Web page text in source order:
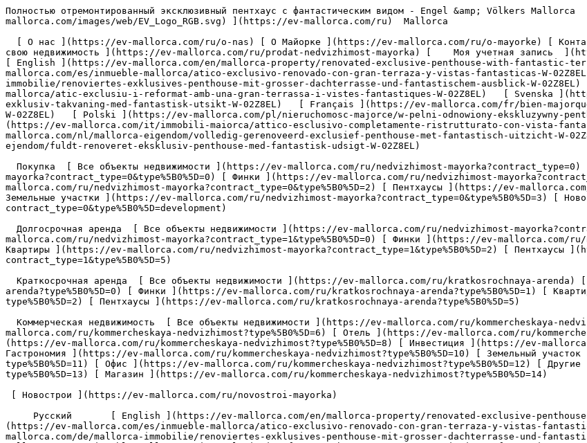
Полностью отремонтированный эксклюзивный пентхаус с фантастическим видом - Engel &amp; Völkers Mallorca                [ ![EV Mallorca](https://cdn.ev-mallorca.com/images/web/EV_Logo_RGB.svg) ](https://ev-mallorca.com/ru)  Mallorca  

  [ О нас ](https://ev-mallorca.com/ru/o-nas) [ О Майорке ](https://ev-mallorca.com/ru/o-mayorke) [ Контакт ](https://ev-mallorca.com/ru/adresa-ofisov) [ Продайте свою недвижимость ](https://ev-mallorca.com/ru/prodat-nedvizhimost-mayorka) [    Моя учетная запись  ](https://ev-mallorca.com/ru/moya-uchetnaya-zapis)   Русский       [ English ](https://ev-mallorca.com/en/mallorca-property/renovated-exclusive-penthouse-with-fantastic-terrace-and-views-W-02Z8EL)   [ Español ](https://ev-mallorca.com/es/inmueble-mallorca/atico-exclusivo-renovado-con-gran-terraza-y-vistas-fantasticas-W-02Z8EL)   [ Deutsch ](https://ev-mallorca.com/de/mallorca-immobilie/renoviertes-exklusives-penthouse-mit-grosser-dachterrasse-und-fantastischem-ausblick-W-02Z8EL)   [ Català ](https://ev-mallorca.com/ca/immoble-mallorca/atic-exclusiu-i-reformat-amb-una-gran-terrassa-i-vistes-fantastiques-W-02Z8EL)   [ Svenska ](https://ev-mallorca.com/sv/mallorca-fastighet/helt-renoverad-exklusiv-takvaning-med-fantastisk-utsikt-W-02Z8EL)   [ Français ](https://ev-mallorca.com/fr/bien-majorque/penthouse-exclusif-entierement-renove-avec-vue-fantastique-W-02Z8EL)   [ Polski ](https://ev-mallorca.com/pl/nieruchomosc-majorce/w-pelni-odnowiony-ekskluzywny-penthouse-z-fantastycznymi-widokami-W-02Z8EL)   [ Italiano ](https://ev-mallorca.com/it/immobili-maiorca/attico-esclusivo-completamente-ristrutturato-con-vista-fantastica-W-02Z8EL)   [ Dutch ](https://ev-mallorca.com/nl/mallorca-eigendom/volledig-gerenoveerd-exclusief-penthouse-met-fantastisch-uitzicht-W-02Z8EL)    [ Dansk ](https://ev-mallorca.com/da/mallorca-ejendom/fuldt-renoveret-eksklusiv-penthouse-med-fantastisk-udsigt-W-02Z8EL)   

  Покупка  [ Все объекты недвижимости ](https://ev-mallorca.com/ru/nedvizhimost-mayorka?contract_type=0) [ Дома / Виллы ](https://ev-mallorca.com/ru/nedvizhimost-mayorka?contract_type=0&type%5B0%5D=0) [ Финки ](https://ev-mallorca.com/ru/nedvizhimost-mayorka?contract_type=0&type%5B0%5D=1) [ Квартиры ](https://ev-mallorca.com/ru/nedvizhimost-mayorka?contract_type=0&type%5B0%5D=2) [ Пентхаусы ](https://ev-mallorca.com/ru/nedvizhimost-mayorka?contract_type=0&type%5B0%5D=5) [ Земельные участки ](https://ev-mallorca.com/ru/nedvizhimost-mayorka?contract_type=0&type%5B0%5D=3) [ Новострои ](https://ev-mallorca.com/ru/nedvizhimost-mayorka?contract_type=0&type%5B0%5D=development) 

  Долгосрочная аренда  [ Все объекты недвижимости ](https://ev-mallorca.com/ru/nedvizhimost-mayorka?contract_type=1) [ Дома / Виллы ](https://ev-mallorca.com/ru/nedvizhimost-mayorka?contract_type=1&type%5B0%5D=0) [ Финки ](https://ev-mallorca.com/ru/nedvizhimost-mayorka?contract_type=1&type%5B0%5D=1) [ Квартиры ](https://ev-mallorca.com/ru/nedvizhimost-mayorka?contract_type=1&type%5B0%5D=2) [ Пентхаусы ](https://ev-mallorca.com/ru/nedvizhimost-mayorka?contract_type=1&type%5B0%5D=5) 

  Краткосрочная аренда  [ Все объекты недвижимости ](https://ev-mallorca.com/ru/kratkosrochnaya-arenda) [ Дома / Виллы ](https://ev-mallorca.com/ru/kratkosrochnaya-arenda?type%5B0%5D=0) [ Финки ](https://ev-mallorca.com/ru/kratkosrochnaya-arenda?type%5B0%5D=1) [ Квартиры ](https://ev-mallorca.com/ru/kratkosrochnaya-arenda?type%5B0%5D=2) [ Пентхаусы ](https://ev-mallorca.com/ru/kratkosrochnaya-arenda?type%5B0%5D=5) 

  Коммерческая недвижимость  [ Все объекты недвижимости ](https://ev-mallorca.com/ru/kommercheskaya-nedvizhimost) [ Сельское и лесное хозяйство ](https://ev-mallorca.com/ru/kommercheskaya-nedvizhimost?type%5B0%5D=6) [ Отель ](https://ev-mallorca.com/ru/kommercheskaya-nedvizhimost?type%5B0%5D=7) [ Промышленность ](https://ev-mallorca.com/ru/kommercheskaya-nedvizhimost?type%5B0%5D=8) [ Инвестиция ](https://ev-mallorca.com/ru/kommercheskaya-nedvizhimost?type%5B0%5D=9) [ Гастрономия ](https://ev-mallorca.com/ru/kommercheskaya-nedvizhimost?type%5B0%5D=10) [ Земельный участок ](https://ev-mallorca.com/ru/kommercheskaya-nedvizhimost?type%5B0%5D=11) [ Офис ](https://ev-mallorca.com/ru/kommercheskaya-nedvizhimost?type%5B0%5D=12) [ Другие ](https://ev-mallorca.com/ru/kommercheskaya-nedvizhimost?type%5B0%5D=13) [ Магазин ](https://ev-mallorca.com/ru/kommercheskaya-nedvizhimost?type%5B0%5D=14) 

 [ Новострои ](https://ev-mallorca.com/ru/novostroi-mayorka) 

     Русский       [ English ](https://ev-mallorca.com/en/mallorca-property/renovated-exclusive-penthouse-with-fantastic-terrace-and-views-W-02Z8EL)   [ Español ](https://ev-mallorca.com/es/inmueble-mallorca/atico-exclusivo-renovado-con-gran-terraza-y-vistas-fantasticas-W-02Z8EL)   [ Deutsch ](https://ev-mallorca.com/de/mallorca-immobilie/renoviertes-exklusives-penthouse-mit-grosser-dachterrasse-und-fantastischem-ausblick-W-02Z8EL)   [ Català ](https://ev-mallorca.com/ca/immoble-mallorca/atic-exclusiu-i-reformat-amb-una-gran-terrassa-i-vistes-fantastiques-W-02Z8EL)   [ Svenska ](https://ev-mallorca.com/sv/mallorca-fastighet/helt-renoverad-exklusiv-takvaning-med-fantastisk-utsikt-W-02Z8EL)   [ Français ](https://ev-mallorca.com/fr/bien-majorque/penthouse-exclusif-entierement-renove-avec-vue-fantastique-W-02Z8EL)   [ Polski ](https://ev-mallorca.com/pl/nieruchomosc-majorce/w-pelni-odnowiony-ekskluzywny-penthouse-z-fantastycznymi-widokami-W-02Z8EL)   [ Italiano ](https://ev-mallorca.com/it/immobili-maiorca/attico-esclusivo-completamente-ristrutturato-con-vista-fantastica-W-02Z8EL)   [ Dutch ](https://ev-mallorca.com/nl/mallorca-eigendom/volledig-gerenoveerd-exclusief-penthouse-met-fantastisch-uitzicht-W-02Z8EL)    [ Dansk ](https://ev-mallorca.com/da/mallorca-ejendom/fuldt-renoveret-eksklusiv-penthouse-med-fantastisk-udsigt-W-02Z8EL)   

 [ ![EV Mallorca](https://cdn.ev-mallorca.com/images/web/EV_Logo_RGB.svg) ](https://ev-mallorca.com/ru)  Open main menu    

   Покупка     [ Все объекты недвижимости ](https://ev-mallorca.com/ru/nedvizhimost-mayorka?contract_type=0) [ Дома / Виллы ](https://ev-mallorca.com/ru/nedvizhimost-mayorka?contract_type=0&type%5B0%5D=0) [ Финки ](https://ev-mallorca.com/ru/nedvizhimost-mayorka?contract_type=0&type%5B0%5D=1) [ Квартиры ](https://ev-mallorca.com/ru/nedvizhimost-mayorka?contract_type=0&type%5B0%5D=2) [ Пентхаусы ](https://ev-mallorca.com/ru/nedvizhimost-mayorka?contract_type=0&type%5B0%5D=5) [ Земельные участки ](https://ev-mallorca.com/ru/nedvizhimost-mayorka?contract_type=0&type%5B0%5D=3) [ Новострои ](https://ev-mallorca.com/ru/nedvizhimost-mayorka?contract_type=0&type%5B0%5D=development) 

   Долгосрочная аренда     [ Все объекты недвижимости ](https://ev-mallorca.com/ru/nedvizhimost-mayorka?contract_type=1) [ Дома / Виллы ](https://ev-mallorca.com/ru/nedvizhimost-mayorka?contract_type=1&type%5B0%5D=0) [ Финки ](https://ev-mallorca.com/ru/nedvizhimost-mayorka?contract_type=1&type%5B0%5D=1) [ Квартиры